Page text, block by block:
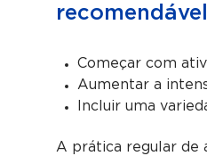
Começar com
Aumentar a
Incluir uma
A prática regular de